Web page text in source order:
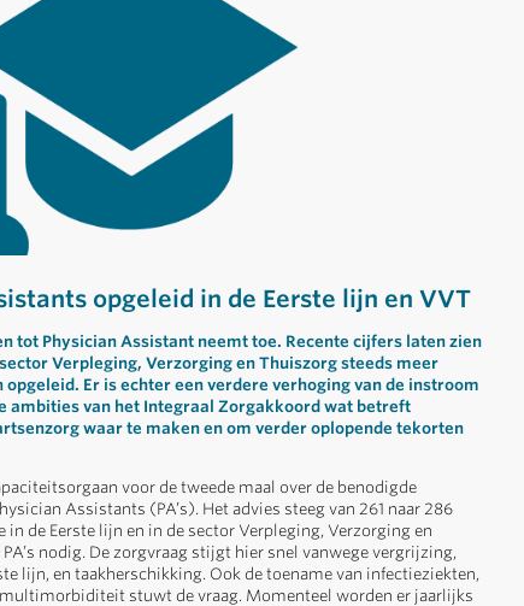
opgeleid in de Eerste lijn en VVT
tot Physician Assistant neemt toe. Recente cijfers laten zien
Verpleging, Verzorging en Thuiszorg steeds meer
Er is echter een verdere verhoging van de instroom
ambities van het Integraal Zorgakkoord wat betreft
waar te maken en om verder oplopende tekorten
voor de tweede maal over de benodigde
Assistants (PA’s). Het advies steeg van 261 naar 286
de Eerste lijn en in de sector Verpleging, Verzorging en
nodig. De zorgvraag stijgt hier snel vanwege vergrijzing,
lijn, en taakherschikking. Ook de toename van infectieziekten,
stuwt de vraag. Momenteel worden er jaarlijks